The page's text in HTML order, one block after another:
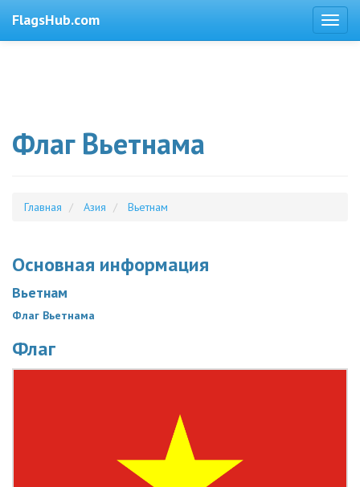
FlagsHub.com
Флаг Вьетнама
Главная Азия Вьетнам
Основная информация
Вьетнам
Флаг Вьетнама
Флаг